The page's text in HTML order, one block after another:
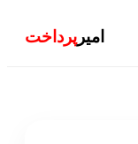
امیر پرداخت